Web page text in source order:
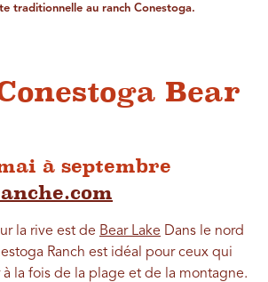
traditionnelle au ranch Conestoga.
Bear
à septembre
la rive est de Bear Lake Dans le nord
Ranch est idéal pour ceux qui
la fois de la plage et de la montagne.